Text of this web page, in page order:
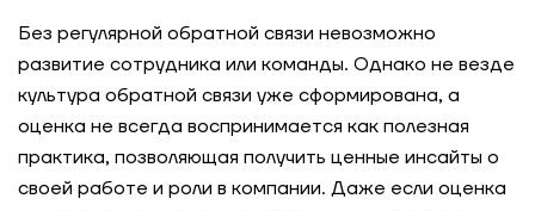
Без регулярной обратной связи невозможно
развитие сотрудника или команды. Однако не везде
культура обратной связи уже сформирована, а
оценка не всегда воспринимается как полезная
практика, позволяющая получить ценные инсайты о
своей работе и роли в компании. Даже если оценка